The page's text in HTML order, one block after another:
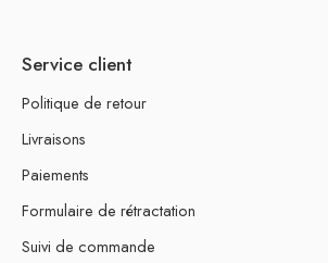
Service client
Politique de retour
Livraisons
Paiements
Formulaire de rétractation
Suivi de commande